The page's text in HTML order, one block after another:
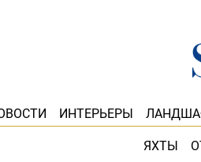
ИНТЕРЬЕРЫ
ЯХТЫ